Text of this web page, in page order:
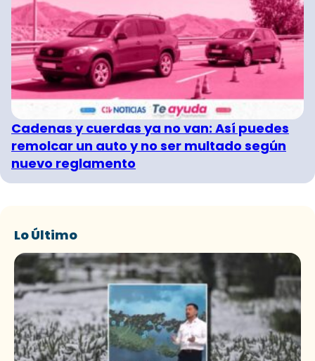
Cadenas y cuerdas ya no van: Así puedes
remolcar un auto y no ser multado según
nuevo reglamento
Lo Último